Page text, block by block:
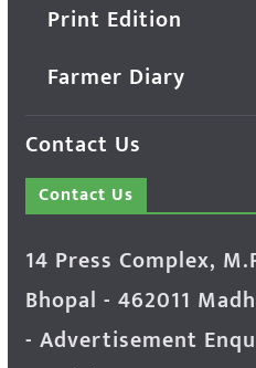
Print Edition
Farmer Diary
Contact Us
Contact Us
14 Press Complex,
Bhopal - 462011
- Advertisement